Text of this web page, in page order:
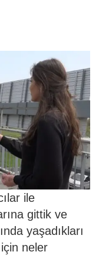
ile
gittik ve
yaşadıkları
neler